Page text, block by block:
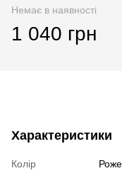
Немає в наявності
1 040 грн
Характеристики
Колір